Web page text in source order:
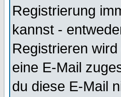
Registrierung
kannst -
Registrieren
eine E-Mail
du diese E-Mail